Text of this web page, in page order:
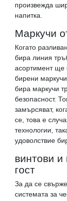
произвежда
напитка.
Маркучи
Когато
бира линия
асортимент ще
бирени
бира маркучи
безопасност.
замърсяват,
се, това е
технологии,
удоволствие
винтови
гост
За да се
системата за